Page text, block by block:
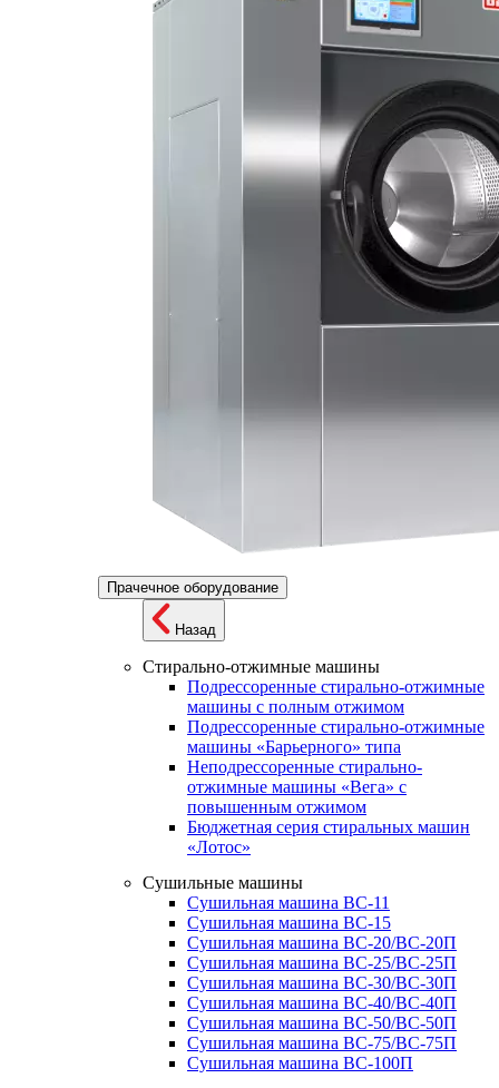
Прачечное оборудование
Назад
Стирально-отжимные машины
Подрессоренные стирально-отжимные
машины с полным отжимом
Подрессоренные стирально-отжимные
машины «Барьерного» типа
Неподрессоренные стирально-
отжимные машины «Вега» с
повышенным отжимом
Бюджетная серия стиральных машин
«Лотос»
Сушильные машины
Сушильная машина ВС-11
Сушильная машина ВС-15
Сушильная машина ВС-20/ВС-20П
Сушильная машина ВС-25/ВС-25П
Сушильная машина ВС-30/ВС-30П
Сушильная машина ВС-40/ВС-40П
Сушильная машина ВС-50/ВС-50П
Сушильная машина ВС-75/ВС-75П
Сушильная машина ВС-100П